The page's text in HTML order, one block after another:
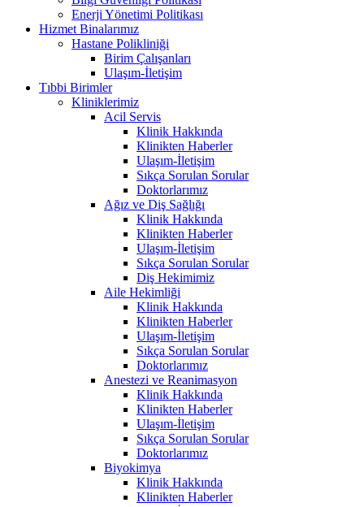
Enerji Yönetimi Politikası
Hizmet Binalarımız
Hastane Polikliniği
Birim Çalışanları
Ulaşım-İletişim
Tıbbi Birimler
Kliniklerimiz
Acil Servis
Klinik Hakkında
Klinikten Haberler
Ulaşım-İletişim
Sıkça Sorulan Sorular
Doktorlarımız
Ağız ve Diş Sağlığı
Klinik Hakkında
Klinikten Haberler
Ulaşım-İletişim
Sıkça Sorulan Sorular
Diş Hekimimiz
Aile Hekimliği
Klinik Hakkında
Klinikten Haberler
Ulaşım-İletişim
Sıkça Sorulan Sorular
Doktorlarımız
Anestezi ve Reanimasyon
Klinik Hakkında
Klinikten Haberler
Ulaşım-İletişim
Sıkça Sorulan Sorular
Doktorlarımız
Biyokimya
Klinik Hakkında
Klinikten Haberler